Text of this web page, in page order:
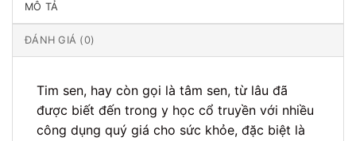
MÔ TẢ
ĐÁNH GIÁ (0)
Tim sen, hay còn gọi là tâm sen, từ lâu đã
được biết đến trong y học cổ truyền với nhiều
công dụng quý giá cho sức khỏe, đặc biệt là